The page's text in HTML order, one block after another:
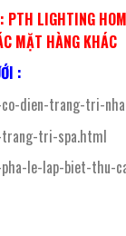
LIGHTING
MẶT HÀNG KHÁC
:
dien-trang-tri-
trang-tri-spa.html
le-lap-biet-thu-